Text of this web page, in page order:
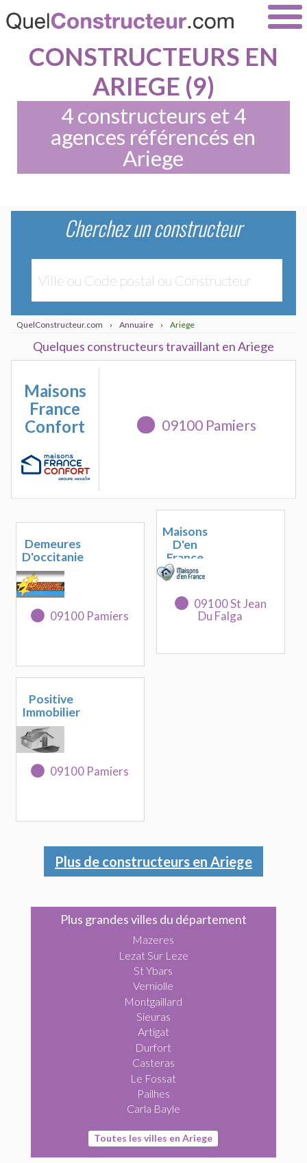
CONSTRUCTEURS EN
ARIEGE (9)
4 constructeurs et 4
agences référencés en
Ariege
Cherchez un constructeur
QuelConstructeur.com › Annuaire › Ariege
Quelques constructeurs travaillant en Ariege
Maisons
France
Confort
09100 Pamiers
Demeures
D'occitanie
09100 Pamiers
Maisons
D'en
France
09100 St Jean
Du Falga
Positive
Immobilier
09100 Pamiers
Plus de constructeurs en Ariege
Plus grandes villes du département
Mazeres
Lezat Sur Leze
St Ybars
Verniolle
Montgaillard
Sieuras
Artigat
Durfort
Casteras
Le Fossat
Pailhes
Carla Bayle
Toutes les villes en Ariege